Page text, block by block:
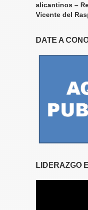
alicantinos –
Vicente del
DATE A
LIDERAZGO